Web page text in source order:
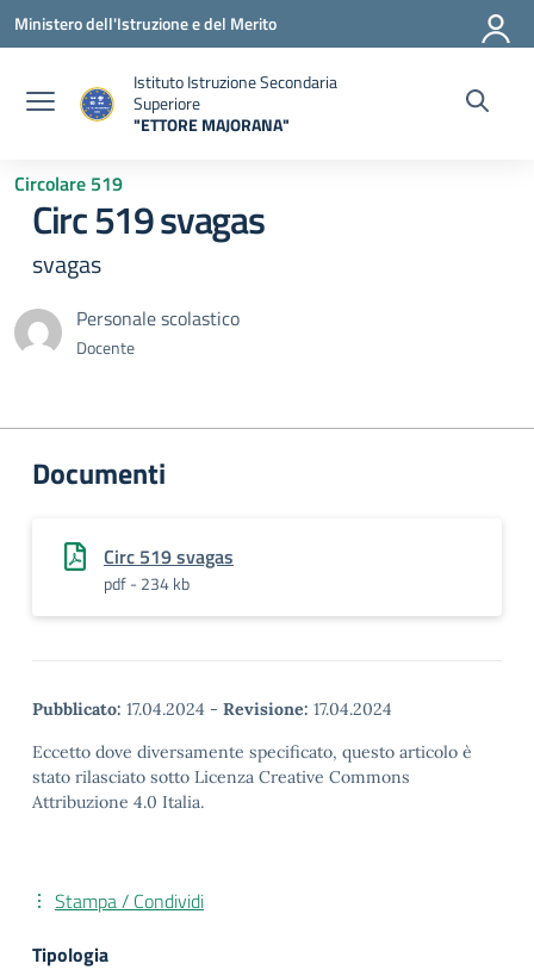
Vai ai contenuti
Vai al menu di navigazione
Vai al footer
Ministero dell'Istruzione e del Merito
Istituto Istruzione Secondaria
Superiore
"ETTORE MAJORANA"
Circolare 519
Circ 519 svagas
svagas
Personale scolastico
Docente
Documenti
Circ 519 svagas
pdf - 234 kb
Pubblicato: 17.04.2024 - Revisione: 17.04.2024
Eccetto dove diversamente specificato, questo articolo è
stato rilasciato sotto Licenza Creative Commons
Attribuzione 4.0 Italia.
Stampa / Condividi
Tipologia